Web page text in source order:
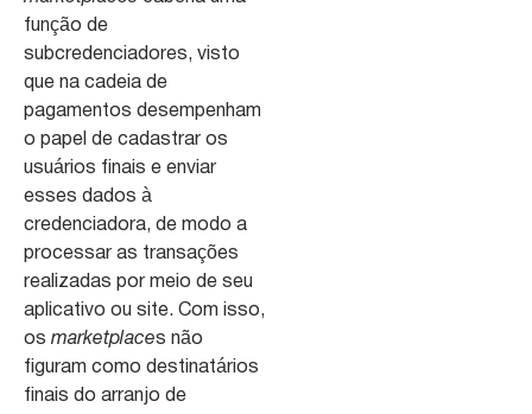
função de
subcredenciadores, visto
que na cadeia de
pagamentos desempenham
o papel de cadastrar os
usuários finais e enviar
esses dados à
credenciadora, de modo a
processar as transações
realizadas por meio de seu
aplicativo ou site. Com isso,
os marketplaces não
figuram como destinatários
finais do arranjo de